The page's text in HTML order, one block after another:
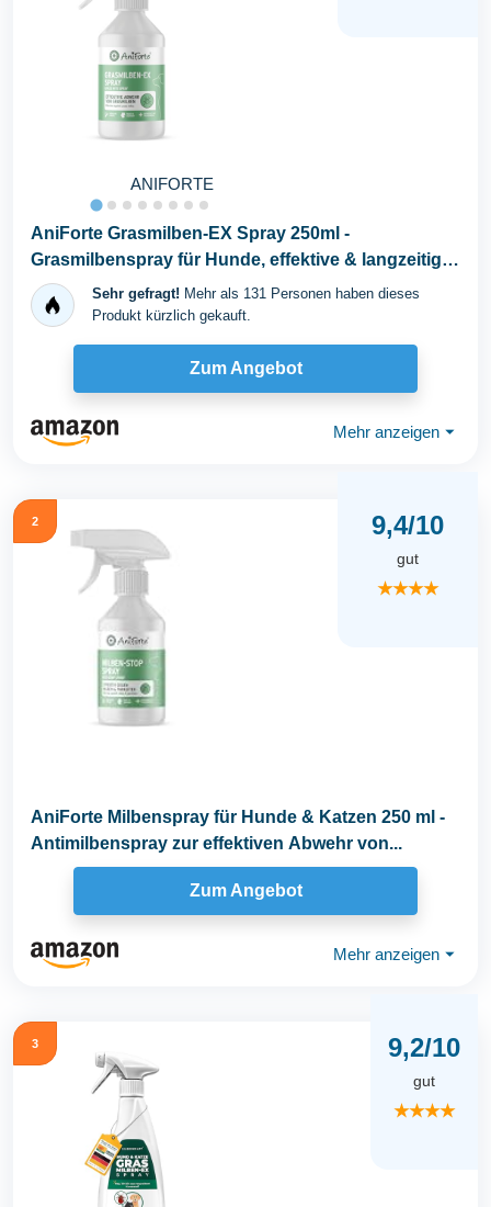
ANIFORTE
AniForte Grasmilben-EX Spray 250ml -
Grasmilbenspray für Hunde, effektive & langzeitige
Abwehr...Sehr gefragt! Mehr als 131 Personen haben dieses
Produkt kürzlich gekauft.
Zum Angebot
Mehr anzeigen ⏷
2 9,4/10
gut
★★★★
AniForte Milbenspray für Hunde & Katzen 250 ml -
Antimilbenspray zur effektiven Abwehr von...
Zum Angebot
Mehr anzeigen ⏷
3 9,2/10
gut
★★★★